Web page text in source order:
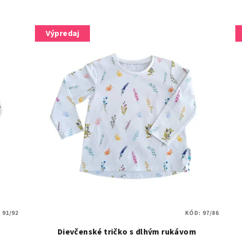
91/92
Výpredaj
Dievčenské tričko s dlhým rukávom
KÓD: 97/86